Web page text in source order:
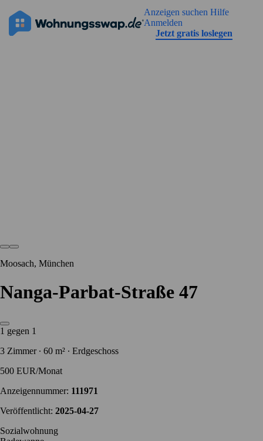
Anzeigen suchen Hilfe
Anmelden
Jetzt gratis loslegen
Die Anzeige hat noch keine Bilder
Moosach, München
Nanga-Parbat-Straße 47
1 gegen 1
3 Zimmer ∙ 60 m² ∙ Erdgeschoss
500 EUR/Monat
Anzeigennummer: 111971
Veröffentlicht: 2025-04-27
Sozialwohnung